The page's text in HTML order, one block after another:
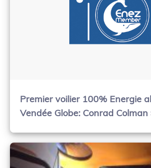
Premier voilier 100% Energie
Vendée Globe: Conrad Colman